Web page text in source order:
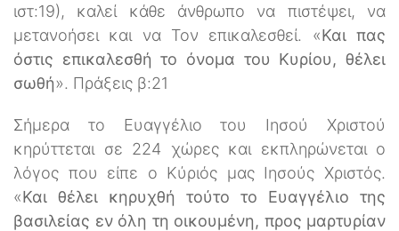
ιστ:19), καλεί κάθε άνθρωπο να πιστέψει, να
μετανοήσει και να Τον επικαλεσθεί. «Και πας
όστις επικαλεσθή το όνομα του Κυρίου, θέλει
σωθή». Πράξεις β:21
Σήμερα το Ευαγγέλιο του Ιησού Χριστού
κηρύττεται σε 224 χώρες και εκπληρώνεται ο
λόγος που είπε ο Κύριός μας Ιησούς Χριστός.
«Και θέλει κηρυχθή τούτο το Ευαγγέλιο της
βασιλείας εν όλη τη οικουμένη, προς μαρτυρίαν